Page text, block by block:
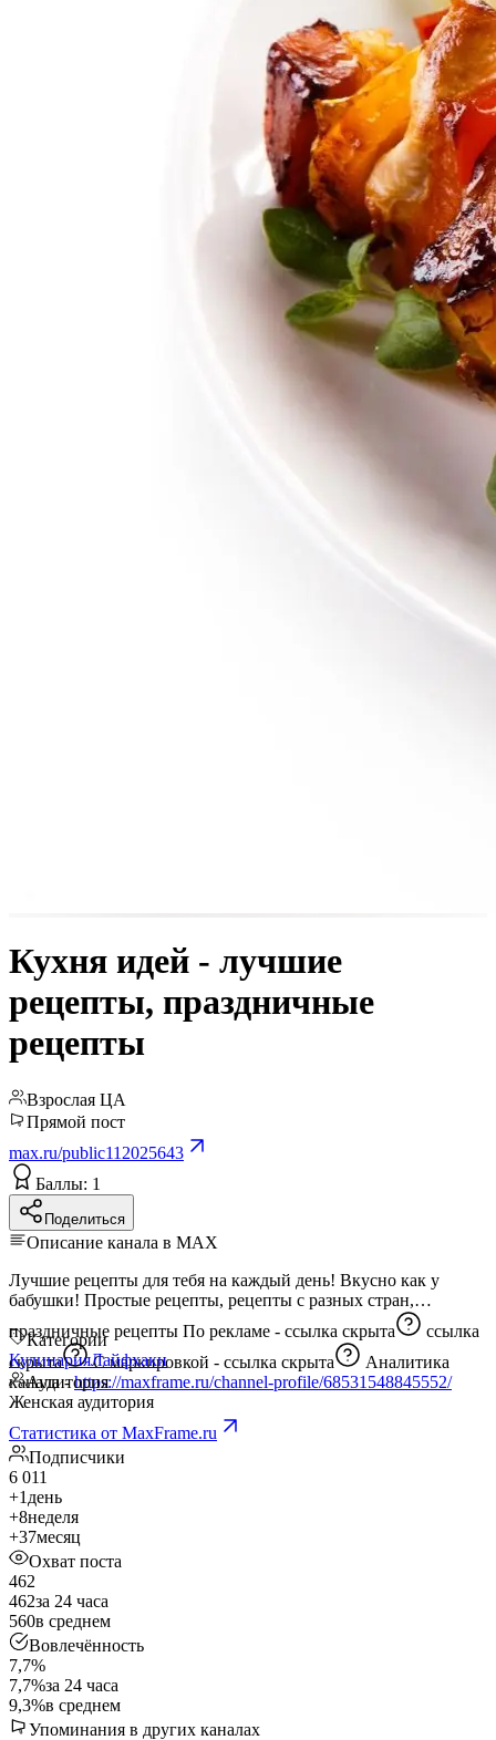
Кухня идей - лучшие
рецепты, праздничные
рецепты
Взрослая ЦА
Прямой пост
max.ru/public112025643
Баллы: 1
Поделиться
Описание канала в MAX
Лучшие рецепты для тебя на каждый день! Вкусно как у
бабушки! Простые рецепты, рецепты с разных стран,
праздничные рецепты По рекламе - ссылка скрыта
ссылка
скрыта
С маркировкой - ссылка скрыта
канала -https://maxframe.ru/channel-profile/68531548845552/
Категории
КулинарияЛайфхаки
Аудитория
Женская аудитория
Статистика от MaxFrame.ru
Подписчики
6 011
+1 день
+8неделя
+37месяц
Охват поста
462
462за 24 часа
560в среднем
Вовлечённость
7,7%
7,7%за 24 часа
9,3%в среднем
Упоминания в других каналах